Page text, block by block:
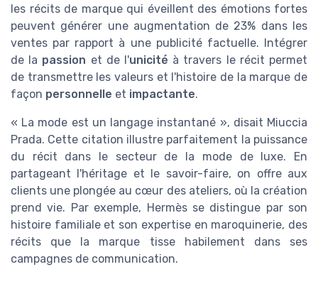
les récits de marque qui éveillent des émotions fortes
peuvent générer une augmentation de 23% dans les
ventes par rapport à une publicité factuelle. Intégrer
de la passion et de l'unicité à travers le récit permet
de transmettre les valeurs et l'histoire de la marque de
façon personnelle et impactante.
« La mode est un langage instantané », disait Miuccia
Prada. Cette citation illustre parfaitement la puissance
du récit dans le secteur de la mode de luxe. En
partageant l'héritage et le savoir-faire, on offre aux
clients une plongée au cœur des ateliers, où la création
prend vie. Par exemple, Hermès se distingue par son
histoire familiale et son expertise en maroquinerie, des
récits que la marque tisse habilement dans ses
campagnes de communication.